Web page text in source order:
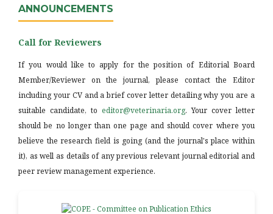
ANNOUNCEMENTS
Call for Reviewers
If you would like to apply for the position of Editorial Board
Member/Reviewer on the journal, please contact the Editor
including your CV and a brief cover letter detailing why you are a
suitable candidate, to editor@veterinaria.org. Your cover letter
should be no longer than one page and should cover where you
believe the research field is going (and the journal's place within
it), as well as details of any previous relevant journal editorial and
peer review management experience.